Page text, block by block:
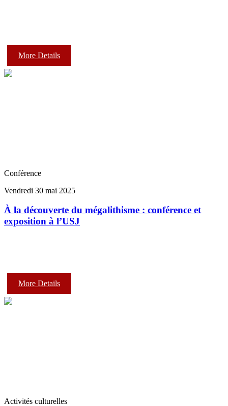
More Details
Conférence
Vendredi 30 mai 2025
À la découverte du mégalithisme : conférence et
exposition à l’USJ
More Details
Activités culturelles